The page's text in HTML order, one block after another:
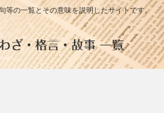
等の一覧とその意味を説明したサイトです。